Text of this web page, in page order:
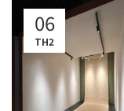
06
TH2